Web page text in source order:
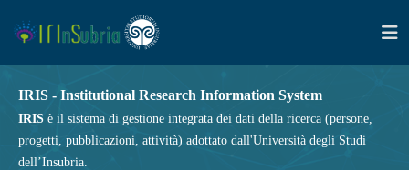
IRIS - Institutional Research Information System
IRIS è il sistema di gestione integrata dei dati della ricerca (persone,
progetti, pubblicazioni, attività) adottato dall'Università degli Studi
dell’Insubria.